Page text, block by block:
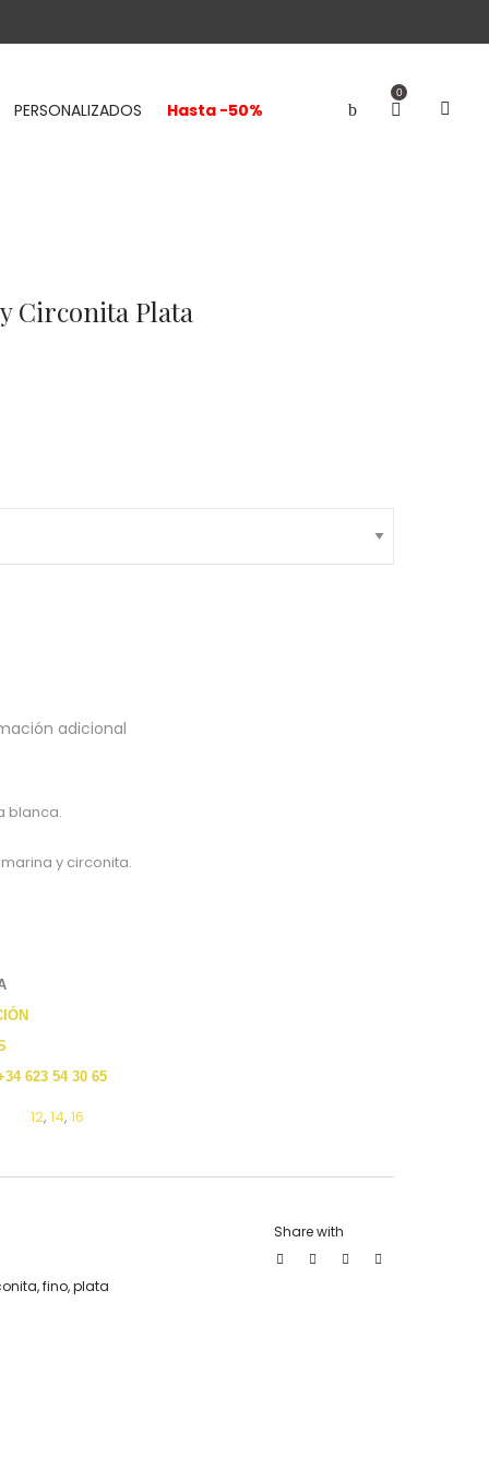
0
PERSONALIZADOS
Hasta -50%
Circonita Plata
adicional
blanca.
y circonita.
623 54 30 65
12, 14, 16
,fino,plata
Share with